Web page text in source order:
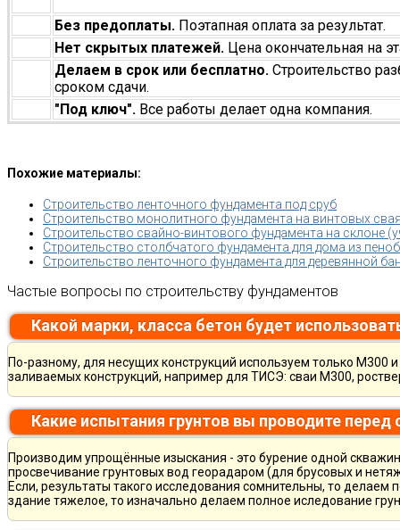
Без предоплаты. Поэтапная оплата за результат.
Нет скрытых платежей. Цена окончательная на
Делаем в срок или бесплатно. Строительство
сроком сдачи.
"Под ключ". Все работы делает одна компания.
Похожие материалы:
Строительство ленточного фундамента под сруб
Строительство монолитного фундамента на винтовых
Строительство свайно-винтового фундамента на склоне
Строительство столбчатого фундамента для дома из
Строительство ленточного фундамента для деревянной
Частые вопросы по строительству фундаментов
Какой марки, класса бетон будет
По-разному, для несущих конструкций используем только М300
заливаемых конструкций, например для ТИСЭ: сваи М300,
Какие испытания грунтов вы проводите перед
Производим упрощённые изыскания - это бурение одной
просвечивание грунтовых вод георадаром (для брусовых и
Если, результаты такого исследования сомнительны, то
здание тяжелое, то изначально делаем полное иследование